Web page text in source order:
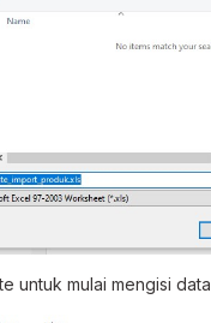
untuk mulai mengisi